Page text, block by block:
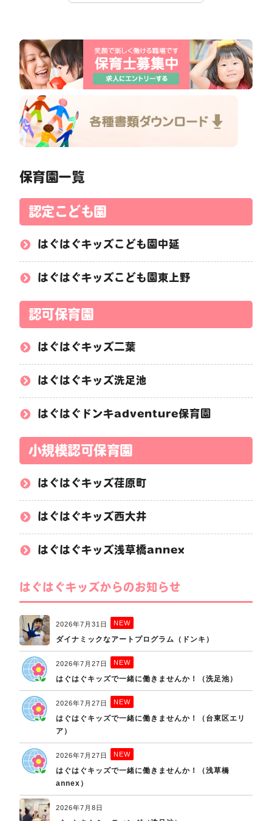
保育園一覧
認定こども園
はぐはぐキッズこども園中延
はぐはぐキッズこども園東上野
認可保育園
はぐはぐキッズ二葉
はぐはぐキッズ洗足池
はぐはぐドンキadventure保育園
小規模認可保育園
はぐはぐキッズ荏原町
はぐはぐキッズ西大井
はぐはぐキッズ浅草橋annex
はぐはぐキッズからのお知らせ
2026年7月31日 NEW
ダイナミックなアートプログラム（ドンキ）
2026年7月27日 NEW
はぐはぐキッズで一緒に働きませんか！（洗足池）
2026年7月27日 NEW
はぐはぐキッズで一緒に働きませんか！（台東区エリ
ア）
2026年7月27日 NEW
はぐはぐキッズで一緒に働きませんか！（浅草橋
annex）
2026年7月8日